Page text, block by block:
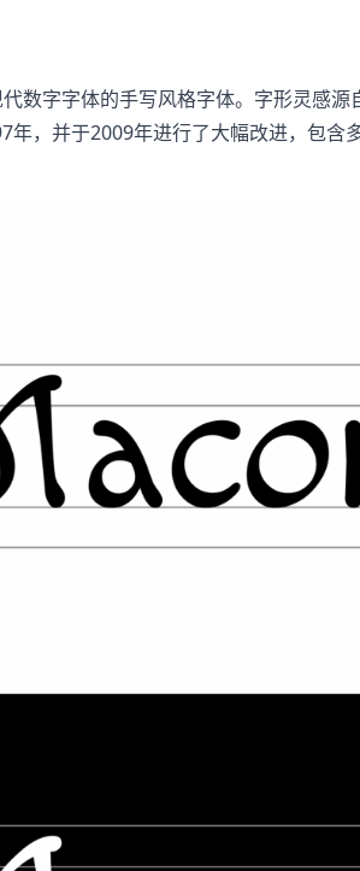
字字体的手写风格字体。字形灵感
，并于2009年进行了大幅改进，包